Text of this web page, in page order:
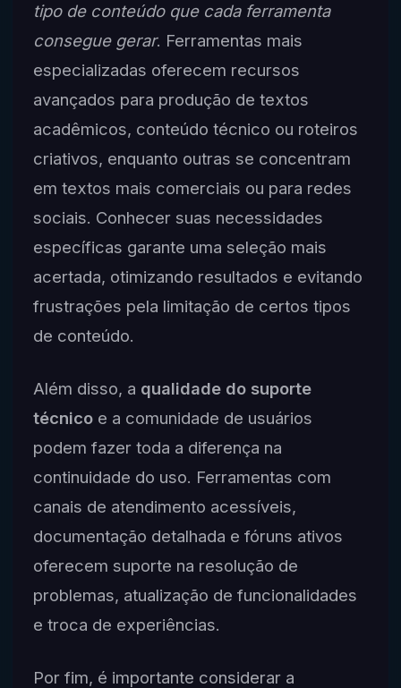
tipo de conteúdo que cada ferramenta
consegue gerar. Ferramentas mais
especializadas oferecem recursos
avançados para produção de textos
acadêmicos, conteúdo técnico ou roteiros
criativos, enquanto outras se concentram
em textos mais comerciais ou para redes
sociais. Conhecer suas necessidades
específicas garante uma seleção mais
acertada, otimizando resultados e evitando
frustrações pela limitação de certos tipos
de conteúdo.
Além disso, a qualidade do suporte
técnicoe a comunidade de usuários
podem fazer toda a diferença na
continuidade do uso. Ferramentas com
canais de atendimento acessíveis,
documentação detalhada e fóruns ativos
oferecem suporte na resolução de
problemas, atualização de funcionalidades
e troca de experiências.
Por fim, é importante considerar a